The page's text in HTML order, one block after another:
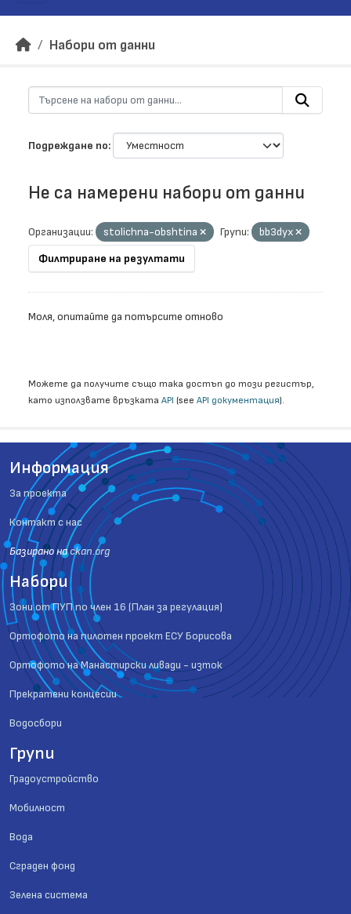
Набори от данни
Подреждане по
Не са намерени набори от данни
Организации: stolichna-obshtina Групи:
bb3dyx
Филтриране на резултати
Моля, опитайте да потърсите отново
Можете да получите също така достъп до този регистър,
като използвате връзката API (see API документация).
Информация
За проекта
Контакт с нас
Базиранo наckan.org
Набори
Зони от ПУП по член 16 (План за регулация)
Ортофото на пилотен проект ЕСУ Борисова
Ортофото на Манастирски ливади - изток
Прекратени концесии
Водосбори
Групи
Градоустройство
Мобилност
Вода
Сграден фонд
Зелена система